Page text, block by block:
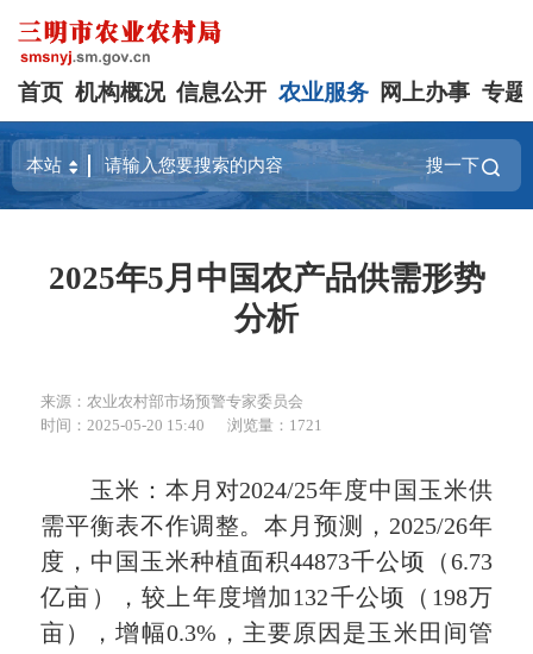
首页 机构概况 信息公开 农业服务 网上办事 专题
搜一下
2025年5月中国农产品供需形势
分析
来源：农业农村部市场预警专家委员会
时间：2025-05-20 15:40
浏览量：1721
玉米：本月对2024/25年度中国玉米供
需平衡表不作调整。本月预测，2025/26年
度，中国玉米种植面积44873千公顷（6.73
亿亩），较上年度增加132千公顷（198万
亩），增幅0.3%，主要原因是玉米田间管